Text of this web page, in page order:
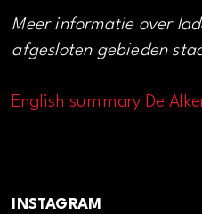
Meer informatie over
afgesloten gebieden
English summary De
INSTAGRAM